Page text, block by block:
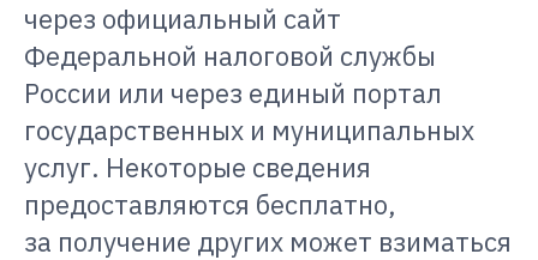
через официальный сайт
Федеральной налоговой службы
России или через единый портал
государственных и муниципальных
услуг. Некоторые сведения
предоставляются бесплатно,
за получение других может взиматься